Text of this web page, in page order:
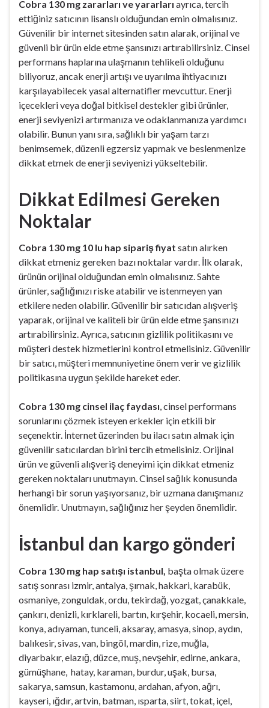
Cobra 130 mg zararları ve yararları ayrıca, tercih
ettiğiniz satıcının lisanslı olduğundan emin olmalısınız.
Güvenilir bir internet sitesinden satın alarak, orijinal ve
güvenli bir ürün elde etme şansınızı artırabilirsiniz. Cinsel
performans haplarına ulaşmanın tehlikeli olduğunu
biliyoruz, ancak enerji artışı ve uyarılma ihtiyacınızı
karşılayabilecek yasal alternatifler mevcuttur. Enerji
içecekleri veya doğal bitkisel destekler gibi ürünler,
enerji seviyenizi artırmanıza ve odaklanmanıza yardımcı
olabilir. Bunun yanı sıra, sağlıklı bir yaşam tarzı
benimsemek, düzenli egzersiz yapmak ve beslenmenize
dikkat etmek de enerji seviyenizi yükseltebilir.
Dikkat Edilmesi Gereken
Noktalar
Cobra 130 mg 10 lu hap sipariş fiyat satın alırken
dikkat etmeniz gereken bazı noktalar vardır. İlk olarak,
ürünün orijinal olduğundan emin olmalısınız. Sahte
ürünler, sağlığınızı riske atabilir ve istenmeyen yan
etkilere neden olabilir. Güvenilir bir satıcıdan alışveriş
yaparak, orijinal ve kaliteli bir ürün elde etme şansınızı
artırabilirsiniz. Ayrıca, satıcının gizlilik politikasını ve
müşteri destek hizmetlerini kontrol etmelisiniz. Güvenilir
bir satıcı, müşteri memnuniyetine önem verir ve gizlilik
politikasına uygun şekilde hareket eder.
Cobra 130 mg cinsel ilaç faydası , cinsel performans
sorunlarını çözmek isteyen erkekler için etkili bir
seçenektir. İnternet üzerinden bu ilacı satın almak için
güvenilir satıcılardan birini tercih etmelisiniz. Orijinal
ürün ve güvenli alışveriş deneyimi için dikkat etmeniz
gereken noktaları unutmayın. Cinsel sağlık konusunda
herhangi bir sorun yaşıyorsanız, bir uzmana danışmanız
önemlidir. Unutmayın, sağlığınız her şeyden önemlidir.
İstanbul dan kargo gönderi
Cobra 130 mg hap satışı istanbul, başta olmak üzere
satış sonrası izmir, antalya, şırnak, hakkari, karabük,
osmaniye, zonguldak, ordu, tekirdağ, yozgat, çanakkale,
çankırı, denizli, kırklareli, bartın, kırşehir, kocaeli, mersin,
konya, adıyaman, tunceli, aksaray, amasya, sinop, aydın,
balıkesir, sivas, van, bingöl, mardin, rize, muğla,
diyarbakır, elazığ, düzce, muş, nevşehir, edirne, ankara,
gümüşhane, hatay, karaman, burdur, uşak, bursa,
sakarya, samsun, kastamonu, ardahan, afyon, ağrı,
kayseri, ığdır, artvin, batman, ısparta, siirt, tokat, içel,